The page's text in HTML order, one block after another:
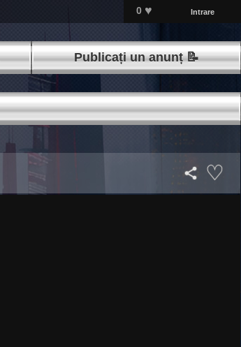
0 ♥ Intrare
Publicați un anunț 📝